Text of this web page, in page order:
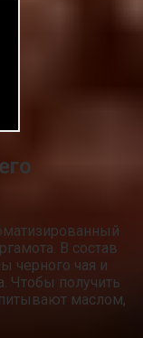
В состав
черного чая и
Чтобы получить
маслом,